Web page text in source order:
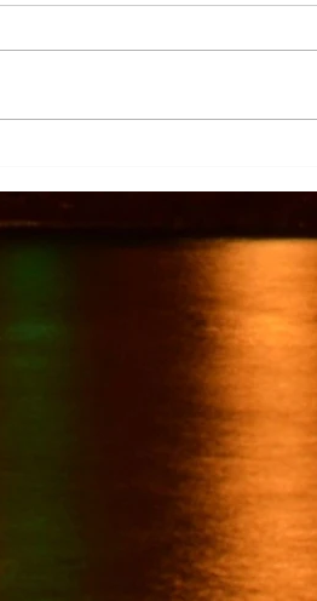
por el cierre del
Pedro